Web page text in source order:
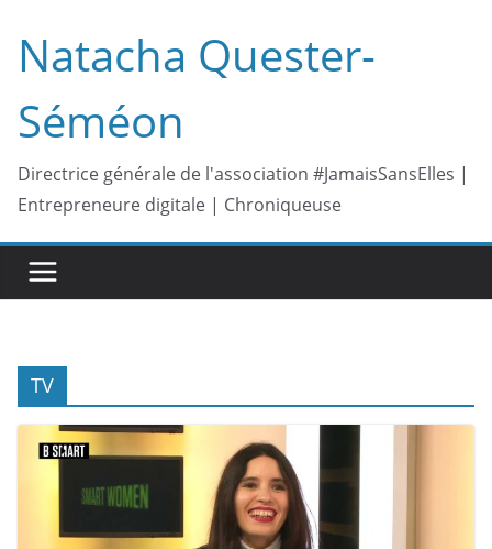
contenu
Natacha Quester-
Séméon
Directrice générale de l'association #JamaisSansElles |
Entrepreneure digitale | Chroniqueuse
TV